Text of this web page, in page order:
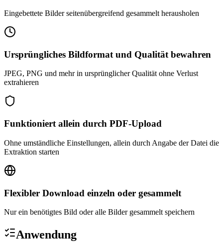
Eingebettete Bilder seitenübergreifend gesammelt herausholen
Ursprüngliches Bildformat und Qualität bewahren
JPEG, PNG und mehr in ursprünglicher Qualität ohne Verlust
extrahieren
Funktioniert allein durch PDF-Upload
Ohne umständliche Einstellungen, allein durch Angabe der Datei die
Extraktion starten
Flexibler Download einzeln oder gesammelt
Nur ein benötigtes Bild oder alle Bilder gesammelt speichern
Anwendung